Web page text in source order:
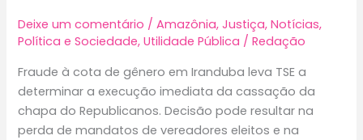
Deixe um comentário /Amazônia,Justiça,Notícias,
Política e Sociedade,Utilidade Pública /Redação
Fraude à cota de gênero em Iranduba leva TSE a
determinar a execução imediata da cassação da
chapa do Republicanos. Decisão pode resultar na
perda de mandatos de vereadores eleitos e na